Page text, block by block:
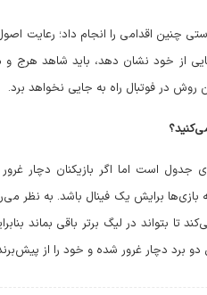
چنین اقدامی را انجام داد؛ رعایت
از خود نشان دهد، باید شاهد هرج
روش در فوتبال راه به جایی نخواهد برد.
جدول است اما اگر بازیکنان دچار
بازی‌ها برایش یک فینال باشد. به
تا بتواند در لیگ برتر باقی بماند
دو برد دچار غرور شده و خود را از